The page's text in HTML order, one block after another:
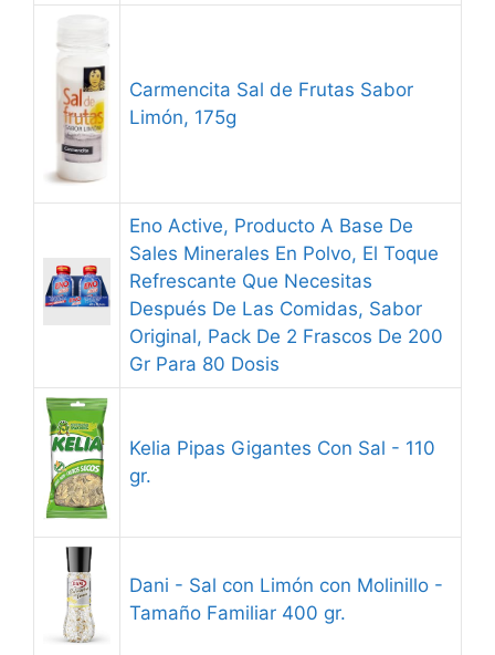
Carmencita Sal de Frutas Sabor
Limón, 175g
Eno Active, Producto A Base De
Sales Minerales En Polvo, El Toque
Refrescante Que Necesitas
Después De Las Comidas, Sabor
Original, Pack De 2 Frascos De 200
Gr Para 80 Dosis
Kelia Pipas Gigantes Con Sal - 110
gr.
Dani - Sal con Limón con Molinillo -
Tamaño Familiar 400 gr.